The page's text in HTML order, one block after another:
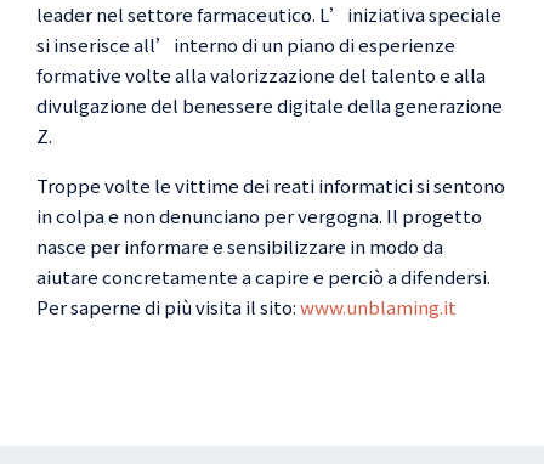
leader nel settore farmaceutico. L’iniziativa speciale
si inserisce all’interno di un piano di esperienze
formative volte alla valorizzazione del talento e alla
divulgazione del benessere digitale della generazione
Z.
Troppe volte le vittime dei reati informatici si sentono
in colpa e non denunciano per vergogna. Il progetto
nasce per informare e sensibilizzare in modo da
aiutare concretamente a capire e perciò a difendersi.
Per saperne di più visita il sito:www.unblaming.it